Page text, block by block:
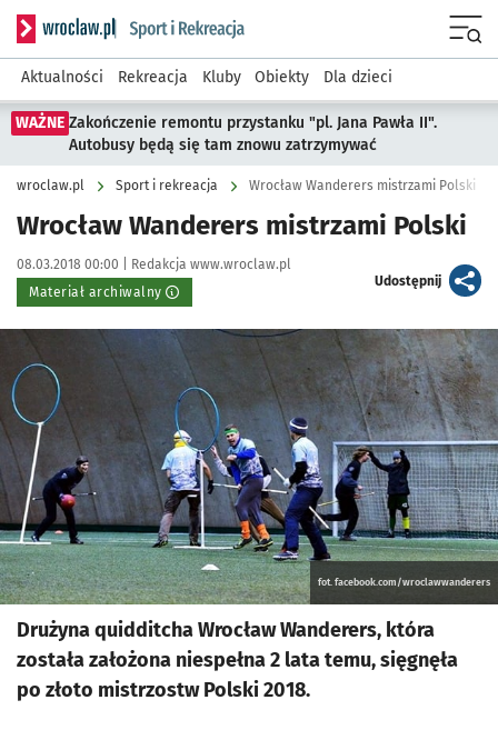
Serwis informacyjny wroclaw.pl podserwis: Sport i rekreacja
Aktualności Rekreacja Kluby Obiekty Dla dzieci
WAŻNE Zakończenie remontu przystanku "pl. Jana Pawła II".
Autobusy będą się tam znowu zatrzymywać
wroclaw.pl Sport i rekreacja Wrocław Wanderers mistrzami Polski
Wrocław Wanderers mistrzami Polski
Data publikacji:
08.03.2018 00:00 | Autor:
Redakcja www.wroclaw.pl
Materiał archiwalny
Udostępnijartykuł
Kliknij, aby powiększyć
fot. facebook.com/wroclawwanderers
Drużyna quidditcha Wrocław Wanderers, która
została założona niespełna 2 lata temu, sięgnęła
po złoto mistrzostw Polski 2018.